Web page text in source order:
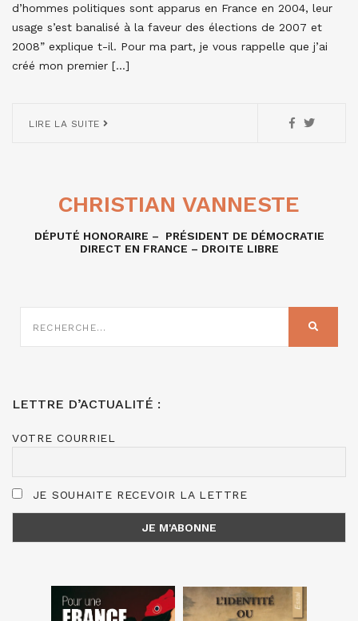
d’hommes politiques sont apparus en France en 2004, leur
usage s’est banalisé à la faveur des élections de 2007 et
2008” explique t-il. Pour ma part, je vous rappelle que j’ai
créé mon premier […]
LIRE LA SUITE
CHRISTIAN VANNESTE
DÉPUTÉ HONORAIRE – PRÉSIDENT DE DÉMOCRATIE
DIRECT EN FRANCE – DROITE LIBRE
SUR
LETTRE D’ACTUALITÉ :
VOTRE COURRIEL
JE SOUHAITE RECEVOIR LA LETTRE